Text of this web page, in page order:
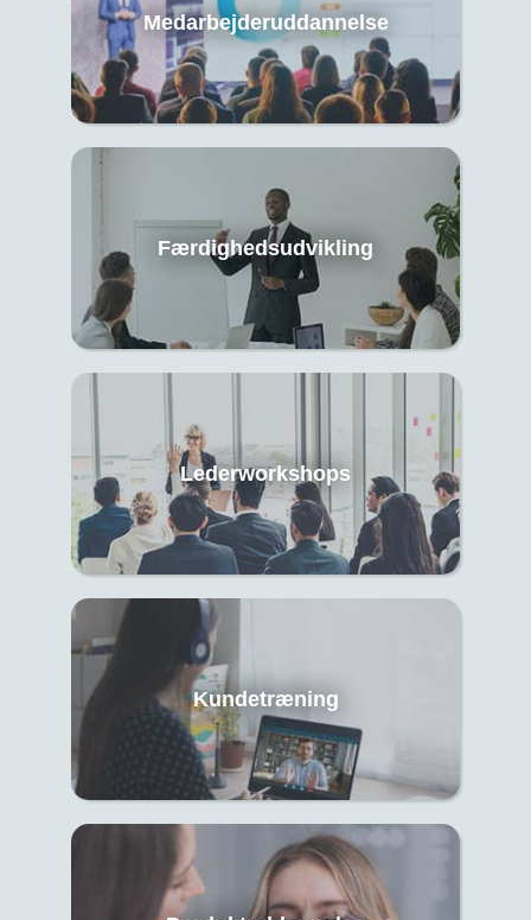
Medarbejderuddannelse
Færdighedsudvikling
Lederworkshops
Kundetræning